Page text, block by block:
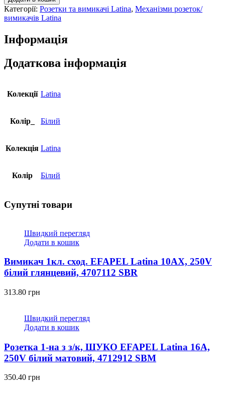
сход.
EFAPEL
Latina
10АХ,
250V
глянцевий,
4710112
Категорії: Розетки та вимикачі Latina, Механізми розеток/
вимикачів Latina
Інформація
Додаткова інформація
Колекції Latina
Колір_ Білий
Колекція Latina
Колір Білий
Супутні товари
Швидкий перегляд
Додати в кошик
Вимикач 1кл. сход. EFAPEL Latina 10АХ, 250V
білий глянцевий, 4707112 SBR
313.80 грн
Швидкий перегляд
Додати в кошик
Розетка 1-на з з/к, ШУКО EFAPEL Latina 16А,
250V білий матовий, 4712912 SBM
350.40 грн